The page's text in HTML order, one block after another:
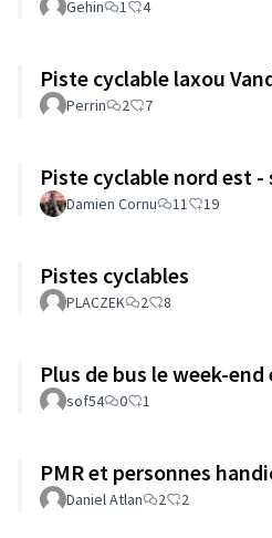
Gehin 1 4
Piste cyclable laxou
Perrin 2 7
Piste cyclable nord est -
Damien Cornu 11 19
Pistes cyclables
PLACZEK 2 8
Plus de bus le week-
sof54 0 1
PMR et personnes
Daniel Atlan 2 2